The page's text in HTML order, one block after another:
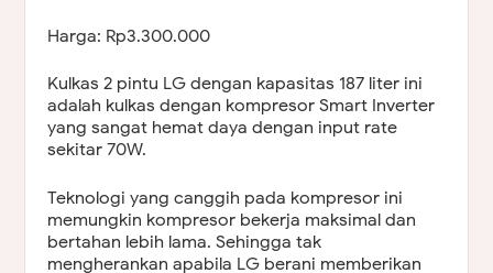
Harga: Rp3.300.000
Kulkas 2 pintu LG dengan kapasitas 187 liter ini
adalah kulkas dengan kompresor Smart Inverter
yang sangat hemat daya dengan input rate
sekitar 70W.
Teknologi yang canggih pada kompresor ini
memungkin kompresor bekerja maksimal dan
bertahan lebih lama. Sehingga tak
mengherankan apabila LG berani memberikan